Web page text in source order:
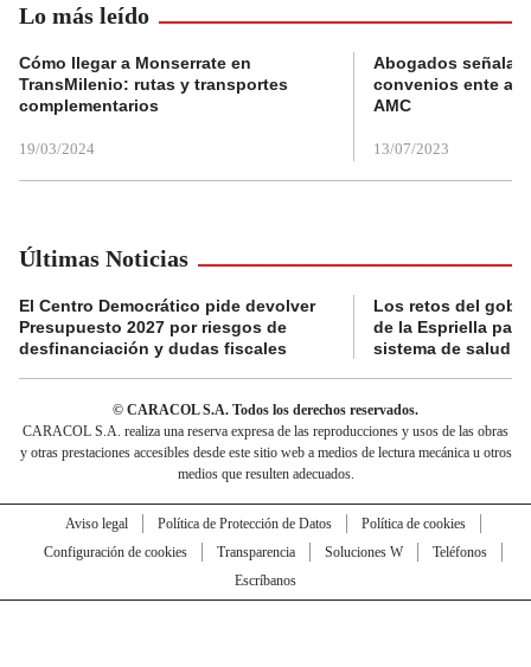
Lo más leído
Cómo llegar a Monserrate en
TransMilenio: rutas y transportes
complementarios
19/03/2024
Abogados
convenios ente
AMC
13/07/2023
Últimas Noticias
El Centro Democrático pide devolver
Presupuesto 2027 por riesgos de
desfinanciación y dudas fiscales
Los retos del
de la Espriella
sistema de salud
© CARACOL S.A. Todos los derechos reservados.
CARACOL S.A. realiza una reserva expresa de las reproducciones y usos de las obras
y otras prestaciones accesibles desde este sitio web a medios de lectura mecánica u otros
medios que resulten adecuados.
Aviso legal Política de Protección de Datos
Política de cookies
Configuración de cookies
Transparencia Soluciones W
Teléfonos
Escríbanos